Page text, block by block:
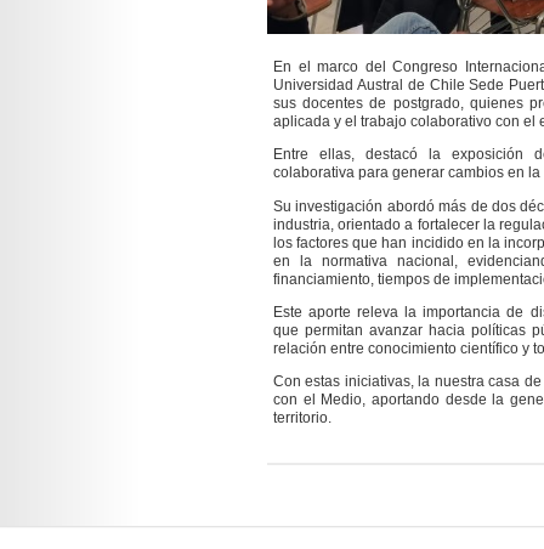
En el marco del Congreso
Universidad Austral de Chile Sede
sus docentes de postgrado, quienes
aplicada y el trabajo colaborativo con el
Entre ellas, destacó la exposición
colaborativa para generar cambios en
Su investigación abordó más de dos
industria, orientado a fortalecer la
los factores que han incidido en la
en la normativa nacional,
financiamiento, tiempos de
Este aporte releva la importancia de
que permitan avanzar hacia políticas
relación entre conocimiento científico y
Con estas iniciativas, la nuestra casa
con el Medio, aportando desde la
territorio.